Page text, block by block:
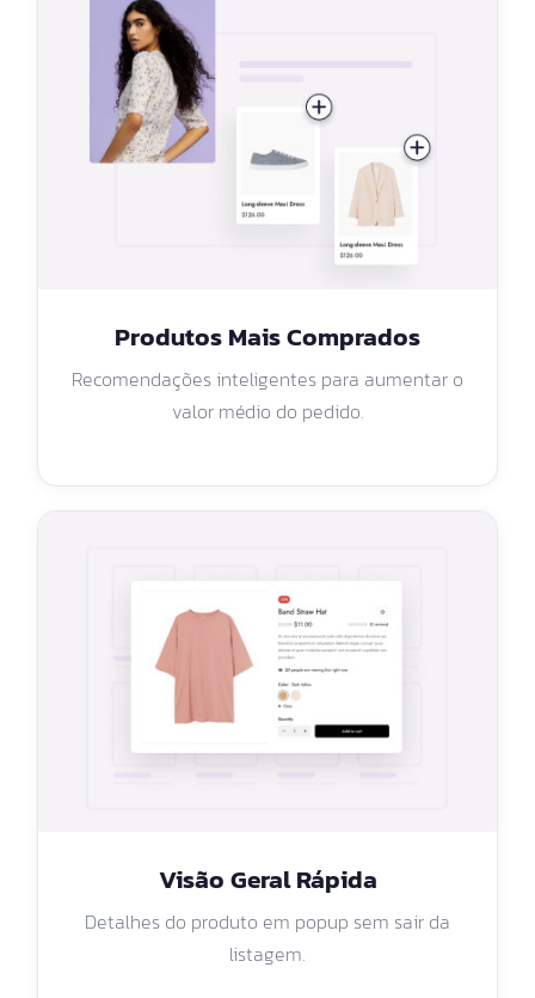
Produtos Mais Comprados
Recomendações inteligentes para aumentar o
valor médio do pedido.
Visão Geral Rápida
Detalhes do produto em popup sem sair da
listagem.